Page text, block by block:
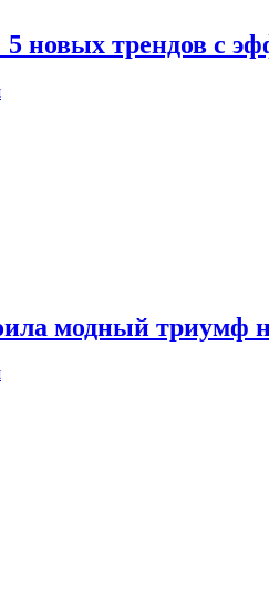
новых трендов с
модный триумф